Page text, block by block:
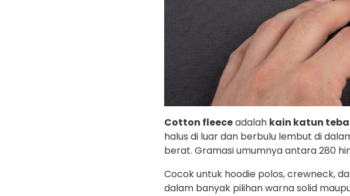
Cotton fleeceadalah kain katun
halus di luar dan berbulu lembut di
berat. Gramasi umumnya antara 280
Cocok untuk hoodie polos, crewneck,
dalam banyak pilihan warna solid